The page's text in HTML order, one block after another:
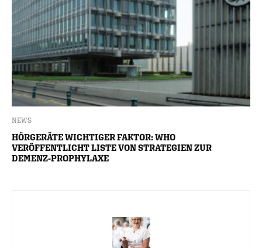
NEWS
HÖRGERÄTE WICHTIGER FAKTOR: WHO
VERÖFFENTLICHT LISTE VON STRATEGIEN ZUR
DEMENZ-PROPHYLAXE